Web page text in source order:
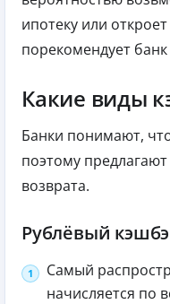
ипотеку или
порекомендует
Какие виды
Банки понимают,
поэтому
возврата.
Рублёвый
Самый
начисляется по